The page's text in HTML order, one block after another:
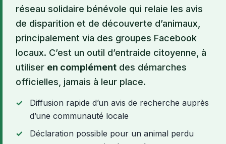
réseau solidaire bénévole qui relaie les avis
de disparition et de découverte d’animaux,
principalement via des groupes Facebook
locaux. C’est un outil d’entraide citoyenne, à
utiliser en complément des démarches
officielles, jamais à leur place.
Diffusion rapide d’un avis de recherche auprès
d’une communauté locale
Déclaration possible pour un animal perdu